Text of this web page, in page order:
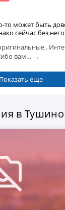
то может быть
сейчас без
.
вам… →
Показать еще
в Тушино